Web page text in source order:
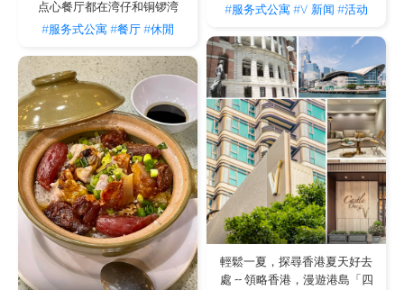
#服务式公寓#V 新闻 #活动
点心餐厅都在湾仔和铜锣湾
#服务式公寓#餐厅#休閒
輕鬆一夏，探尋香港夏天好去
處 -- 領略香港，漫遊港島「四